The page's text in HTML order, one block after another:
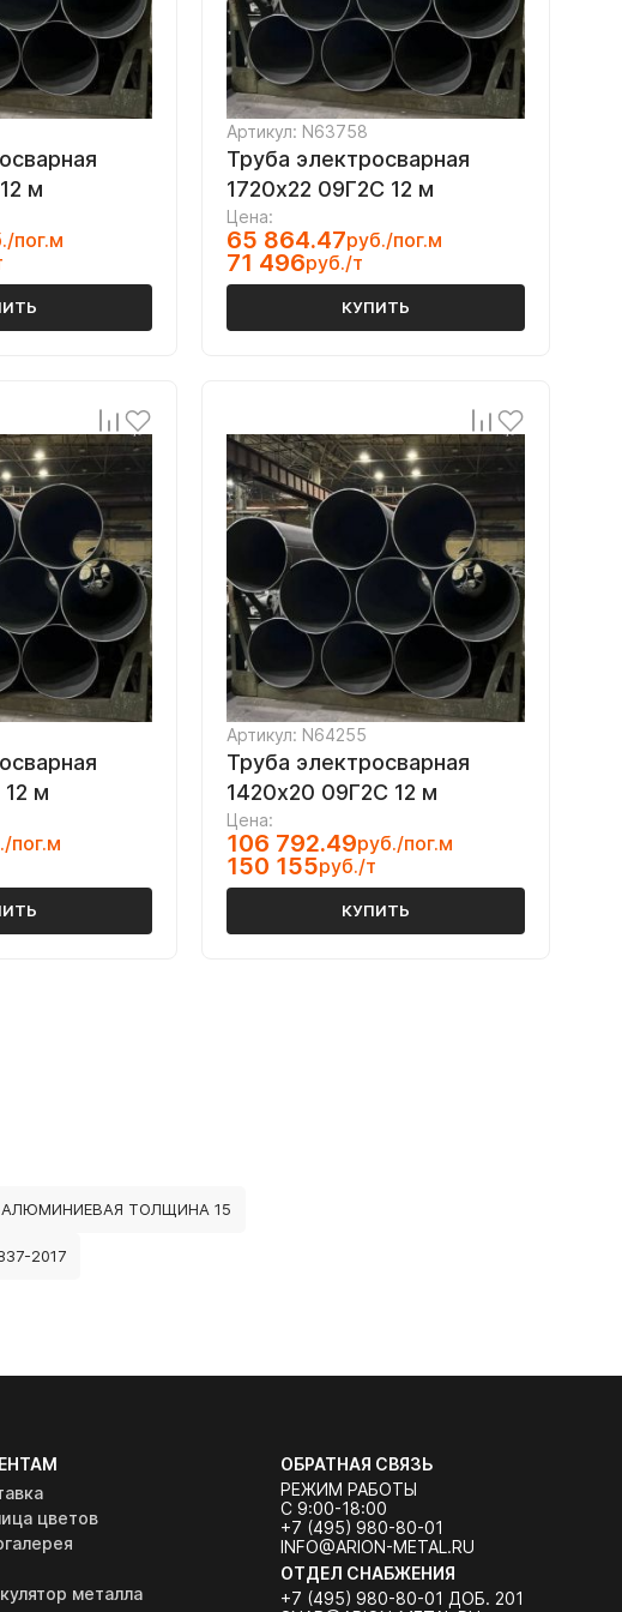
м
пог.м
Артикул: N63758
Труба электросварная
1720х22 09Г2С 12 м
Цена:
65 864.47руб./пог.м
71 496руб./т
КУПИТЬ
м
пог.м
Артикул: N64255
Труба электросварная
1420х20 09Г2С 12 м
Цена:
106 792.49руб./пог.м
150 155руб./т
КУПИТЬ
ТОЛЩИНА 15
2017
цветов
металла
ОБРАТНАЯ СВЯЗЬ
РЕЖИМ РАБОТЫ
С 9:00-18:00
+7 (495) 980-80-01
INFO@ARION-METAL.RU
ОТДЕЛ СНАБЖЕНИЯ
+7 (495) 980-80-01 ДОБ. 201